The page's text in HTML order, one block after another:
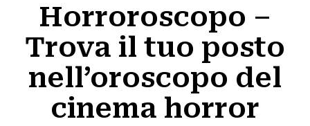
Horroroscopo –
Trova il tuo posto
nell’oroscopo del
cinema horror